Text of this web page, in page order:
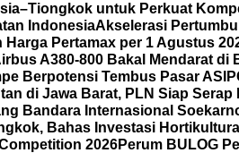
untuk Perkuat
IndonesiaAkselerasi
Pertamax per 1 Agustus
A380-800 Bakal Mendarat di
Berpotensi Tembus Pasar AS
di Jawa Barat, PLN Siap
Bandara Internasional
Bahas Investasi
2026Perum BULOG